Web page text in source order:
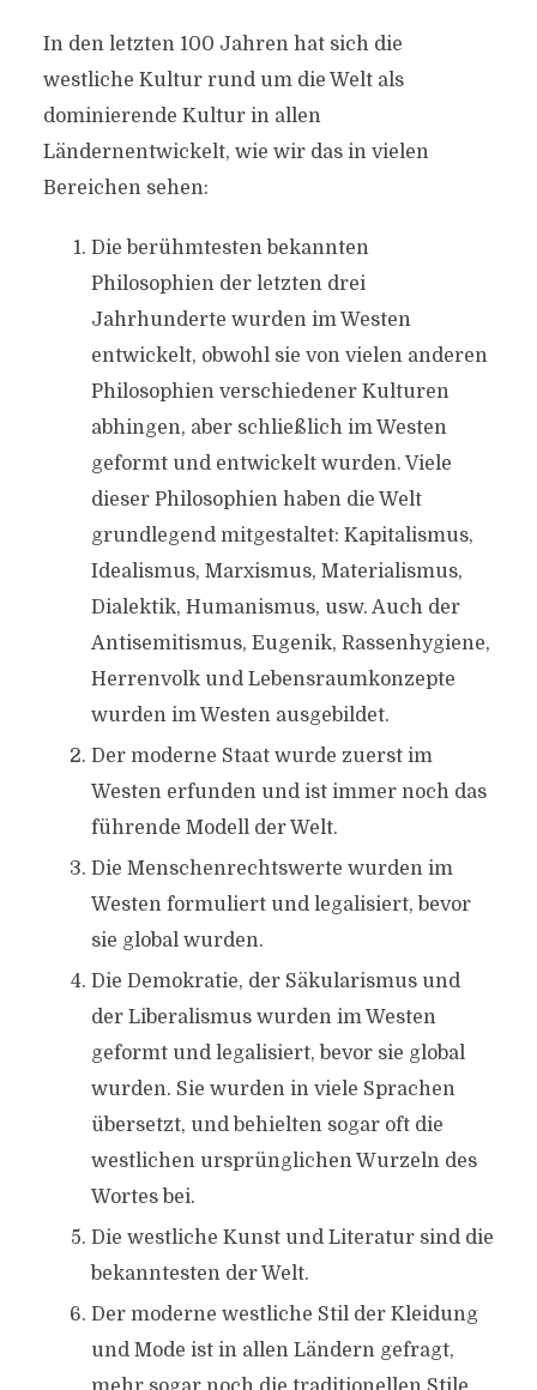
In den letzten 100 Jahren hat sich die
westliche Kultur rund um die Welt als
dominierende Kultur in allen
Ländernentwickelt, wie wir das in vielen
Bereichen sehen:
Die berühmtesten bekannten
Philosophien der letzten drei
Jahrhunderte wurden im Westen
entwickelt, obwohl sie von vielen anderen
Philosophien verschiedener Kulturen
abhingen, aber schließlich im Westen
geformt und entwickelt wurden. Viele
dieser Philosophien haben die Welt
grundlegend mitgestaltet: Kapitalismus,
Idealismus, Marxismus, Materialismus,
Dialektik, Humanismus, usw. Auch der
Antisemitismus, Eugenik, Rassenhygiene,
Herrenvolk und Lebensraumkonzepte
wurden im Westen ausgebildet.
Der moderne Staat wurde zuerst im
Westen erfunden und ist immer noch das
führende Modell der Welt.
Die Menschenrechtswerte wurden im
Westen formuliert und legalisiert, bevor
sie global wurden.
Die Demokratie, der Säkularismus und
der Liberalismus wurden im Westen
geformt und legalisiert, bevor sie global
wurden. Sie wurden in viele Sprachen
übersetzt, und behielten sogar oft die
westlichen ursprünglichen Wurzeln des
Wortes bei.
Die westliche Kunst und Literatur sind die
bekanntesten der Welt.
Der moderne westliche Stil der Kleidung
und Mode ist in allen Ländern gefragt,